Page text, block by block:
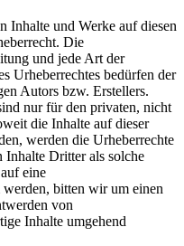
Inhalte und Werke auf diesen
Die
und jede Art der
Urheberrechtes bedürfen der
Autors bzw. Erstellers.
nur für den privaten, nicht
die Inhalte auf dieser
werden die Urheberrechte
Inhalte Dritter als solche
eine
bitten wir um einen
von
Inhalte umgehend